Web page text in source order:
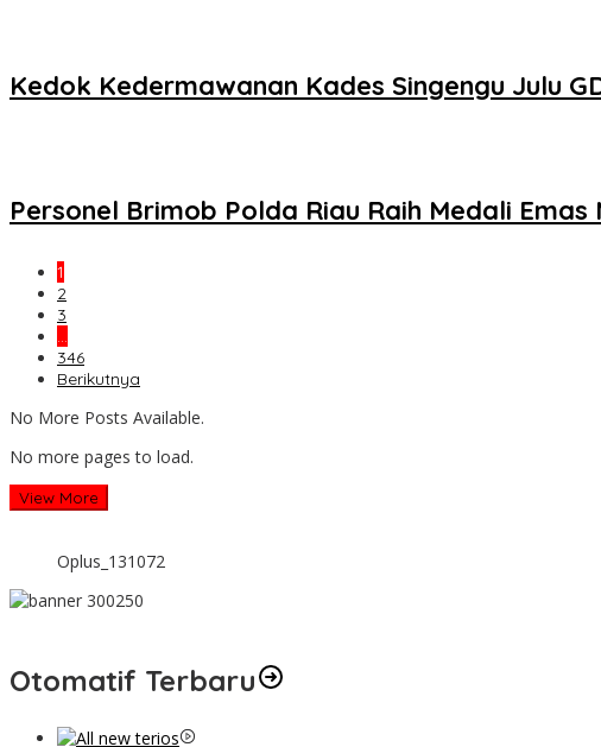
Kedok Kedermawanan Kades Singengu Julu
Personel Brimob Polda Riau Raih Medali
1
2
3
…
346
Berikutnya
No More Posts Available.
No more pages to load.
View More
Oplus_131072
Otomatif Terbaru